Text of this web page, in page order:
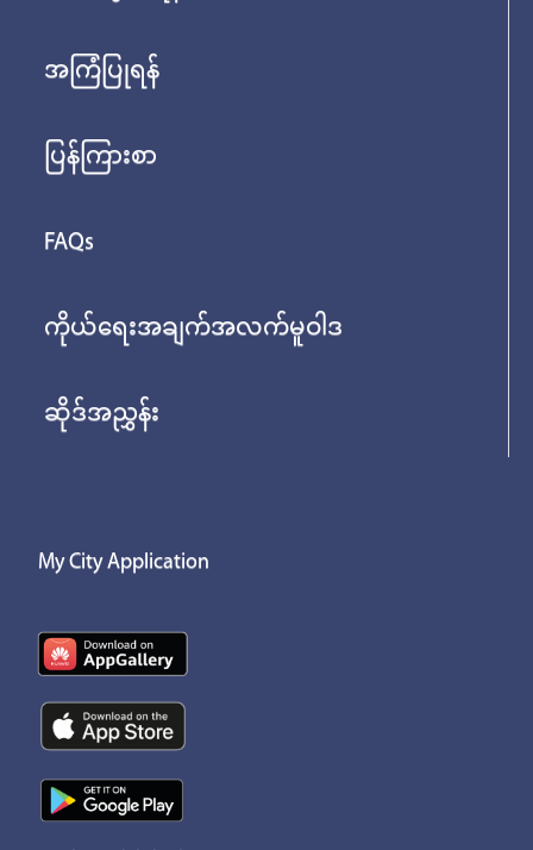
အကြံပြုရန်
ပြန်ကြားစာ
FAQs
ကိုယ်ရေးအချက်အလက်မူဝါဒ
ဆိုဒ်အညွှန်း
My City Application